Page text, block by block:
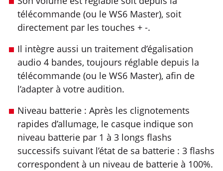
télécommande (ou le WS6 Master), soit
directement par les touches + -.
Il intègre aussi un traitement d’égalisation
audio 4 bandes, toujours réglable depuis la
télécommande (ou le WS6 Master), afin de
l’adapter à votre audition.
Niveau batterie : Après les clignotements
rapides d’allumage, le casque indique son
niveau batterie par 1 à 3 longs flashs
successifs suivant l’état de sa batterie : 3 flashs
correspondent à un niveau de batterie à 100%.